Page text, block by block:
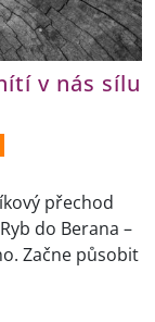
v nás sílu
přechod
do Berana –
Začne působit